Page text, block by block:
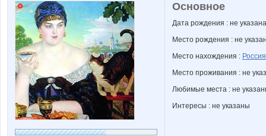
Основное
Дата рождения : не указана
Место рождения : не
Место нахождения : Россия
Место проживания : не
Любимые места : не
Интересы : не указаны